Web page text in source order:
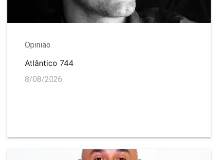
Opinião
Atlântico 744
8/08/2026